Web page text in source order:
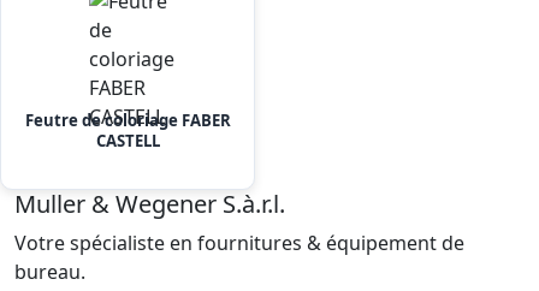
Feutre de coloriage FABER
CASTELL
Muller & Wegener S.à.r.l.
Votre spécialiste en fournitures & équipement de
bureau.